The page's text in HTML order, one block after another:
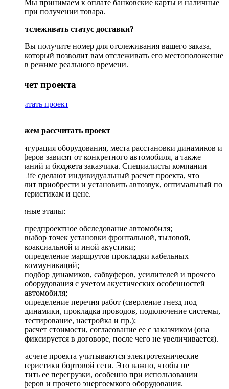
Мы принимаем к оплате банковские карты и наличные
при получении товара.
Как отслеживать статус доставки?
Вы получите номер для отслеживания вашего заказа,
который позволит вам отслеживать его местоположение
в режиме реального времени.
Рассчет проекта
Рассчитать проект
Поможем рассчитать проект
Конфигурация оборудования, места расстановки динамиков и
сабвуферов зависят от конкретного автомобиля, а также
пожеланий и бюджета заказчика. Специалисты компании
DriveLife сделают индивидуальный расчет проекта, что
позволит приобрести и установить автозвук, оптимальный по
характеристикам и цене.
Основные этапы:
предпроектное обследование автомобиля;
выбор точек установки фронтальной, тыловой,
коаксиальной и иной акустики;
определение маршрутов прокладки кабельных
коммуникаций;
подбор динамиков, сабвуферов, усилителей и прочего
оборудования с учетом акустических особенностей
автомобиля;
определение перечня работ (сверление гнезд под
динамики, прокладка проводов, подключение системы,
тестирование, настройка и пр.);
расчет стоимости, согласование ее с заказчиком (она
фиксируется в договоре, после чего не увеличивается).
При расчете проекта учитываются электротехнические
характеристики бортовой сети. Это важно, чтобы не
допустить ее перегрузки, особенно при использовании
сабвуферов и прочего энергоемкого оборудования.